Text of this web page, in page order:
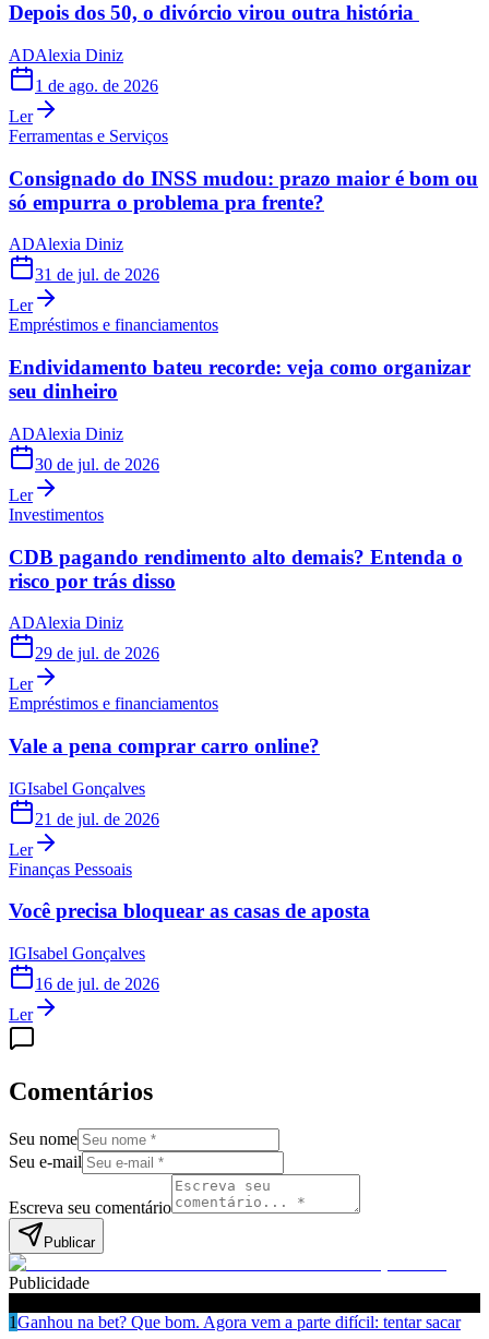
Depois dos 50, o divórcio virou outra história
ADAlexia Diniz
1 de ago. de 2026
Ler
Ferramentas e Serviços
Consignado do INSS mudou: prazo maior é bom ou
só empurra o problema pra frente?
ADAlexia Diniz
31 de jul. de 2026
Ler
Empréstimos e financiamentos
Endividamento bateu recorde: veja como organizar
seu dinheiro
ADAlexia Diniz
30 de jul. de 2026
Ler
Investimentos
CDB pagando rendimento alto demais? Entenda o
risco por trás disso
ADAlexia Diniz
29 de jul. de 2026
Ler
Empréstimos e financiamentos
Vale a pena comprar carro online?
IGIsabel Gonçalves
21 de jul. de 2026
Ler
Finanças Pessoais
Você precisa bloquear as casas de aposta
IGIsabel Gonçalves
16 de jul. de 2026
Ler
Comentários
Seu nome
Seu e-mail
Escreva seu comentário
Publicar
Publicidade
1Ganhou na bet? Que bom. Agora vem a parte difícil: tentar sacar